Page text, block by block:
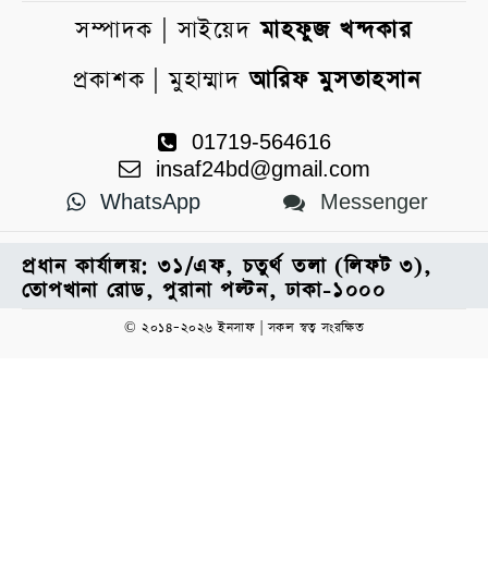
সম্পাদক | সাইয়েদমাহফুজ খন্দকার
প্রকাশক | মুহাম্মাদআরিফ মুসতাহসান
01719-564616
insaf24bd@gmail.com
WhatsApp
Messenger
প্রধান কার্যালয়: ৩১/এফ, চতুর্থ তলা (লিফট ৩),
তোপখানা রোড, পুরানা পল্টন, ঢাকা-১০০০
© ২০১৪–২০২৬ ইনসাফ | সকল স্বত্ব সংরক্ষিত